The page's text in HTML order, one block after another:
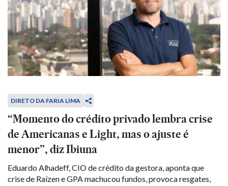
DIRETO DA FARIA LIMA
“Momento do crédito privado lembra crise
de Americanas e Light, mas o ajuste é
menor”, diz Ibiuna
Eduardo Alhadeff, CIO de crédito da gestora, aponta que
crise de Raízen e GPA machucou fundos, provoca resgates,